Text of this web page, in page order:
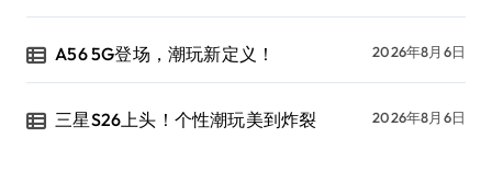
A56 5G登场，潮玩新定义！ 2026年8月6日
三星S26上头！个性潮玩美到炸裂 2026年8月6日